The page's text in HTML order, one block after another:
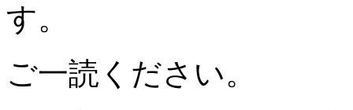
す。
ご一読ください。